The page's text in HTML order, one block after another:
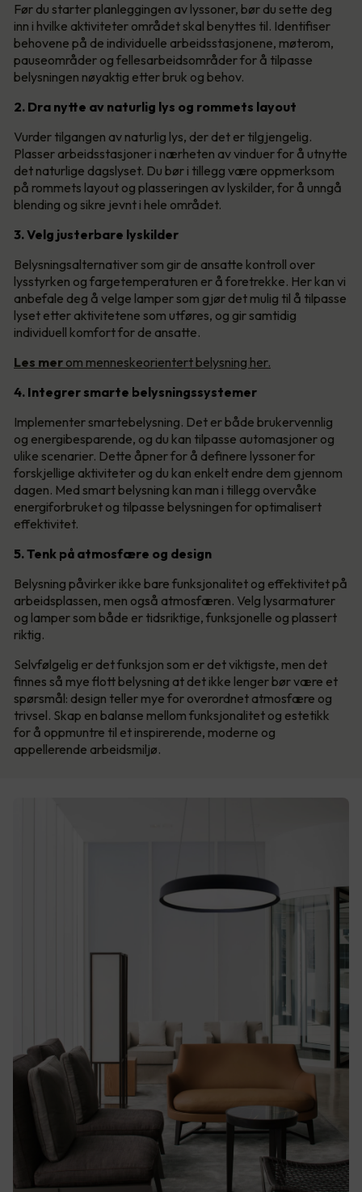
Før du starter planleggingen av lyssoner, bør du sette deg
inn i hvilke aktiviteter området skal benyttes til. Identifiser
behovene på de individuelle arbeidsstasjonene, møterom,
pauseområder og fellesarbeidsområder for å tilpasse
belysningen nøyaktig etter bruk og behov.
2. Dra nytte av naturlig lys og rommets layout
Vurder tilgangen av naturlig lys, der det er tilgjengelig.
Plasser arbeidsstasjoner i nærheten av vinduer for å utnytte
det naturlige dagslyset. Du bør i tillegg være oppmerksom
på rommets layout og plasseringen av lyskilder, for å unngå
blending og sikre jevnt i hele området.
3. Velg justerbare lyskilder
Belysningsalternativer som gir de ansatte kontroll over
lysstyrken og fargetemperaturen er å foretrekke. Her kan vi
anbefale deg å velge lamper som gjør det mulig til å tilpasse
lyset etter aktivitetene som utføres, og gir samtidig
individuell komfort for de ansatte.
Les mer om menneskeorientert belysning her.
4. Integrer smarte belysningssystemer
Implementer smartebelysning. Det er både brukervennlig
og energibesparende, og du kan tilpasse automasjoner og
ulike scenarier. Dette åpner for å definere lyssoner for
forskjellige aktiviteter og du kan enkelt endre dem gjennom
dagen. Med smart belysning kan man i tillegg overvåke
energiforbruket og tilpasse belysningen for optimalisert
effektivitet.
5. Tenk på atmosfære og design
Belysning påvirker ikke bare funksjonalitet og effektivitet på
arbeidsplassen, men også atmosfæren. Velg lysarmaturer
og lamper som både er tidsriktige, funksjonelle og plassert
riktig.
Selvfølgelig er det funksjon som er det viktigste, men det
finnes så mye flott belysning at det ikke lenger bør være et
spørsmål: design teller mye for overordnet atmosfære og
trivsel. Skap en balanse mellom funksjonalitet og estetikk
for å oppmuntre til et inspirerende, moderne og
appellerende arbeidsmiljø.